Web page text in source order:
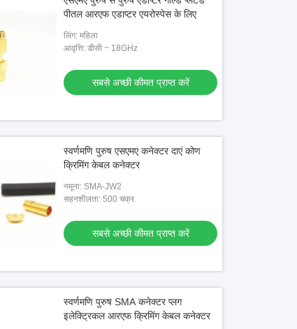
पीतल आरएफ एडाप्टर एयरोस्पेस के लिए
लिंग: महिला
आवृत्ति: डीसी ~ 18GHz
सबसे अच्छी कीमत प्राप्त करें
स्वर्णमणि पुरुष एसएमए कनेक्टर दाएं कोण
क्रिमिंग केबल कनेक्टर
नमूना: SMA-JW2
सहनशीलता: 500 चक्र
सबसे अच्छी कीमत प्राप्त करें
स्वर्णमणि पुरुष SMA कनेक्टर प्लग
इलेक्ट्रिकल आरएफ क्रिमिंग केबल कनेक्टर